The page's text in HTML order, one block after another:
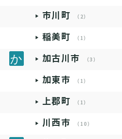
市川町 （2）
稲美町 （1）
加古川市 （3）
加東市 （1）
上郡町 （1）
川西市 （10）